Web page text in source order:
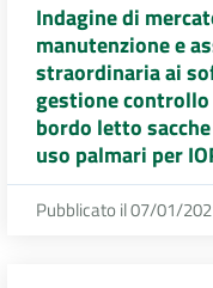
Indagine di
manutenzione e
straordinaria ai
gestione
bordo letto
uso palmari per
Pubblicato il 07/01/